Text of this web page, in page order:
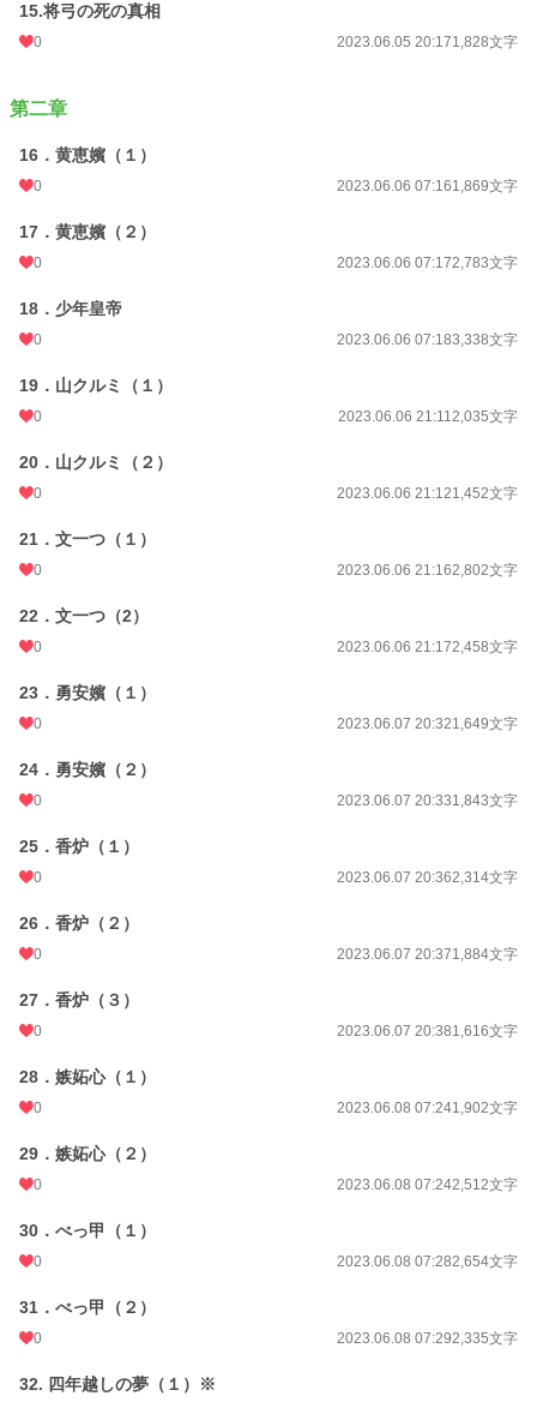
15.将弓の死の真相
0 2023.06.05 20:171,828文字
第二章
16．黄恵嬪（１）
0 2023.06.06 07:161,869文字
17．黄恵嬪（２）
0 2023.06.06 07:172,783文字
18．少年皇帝
0 2023.06.06 07:183,338文字
19．山クルミ（１）
0 2023.06.06 21:112,035文字
20．山クルミ（２）
0 2023.06.06 21:121,452文字
21．文一つ（１）
0 2023.06.06 21:162,802文字
22．文一つ（2）
0 2023.06.06 21:172,458文字
23．勇安嬪（１）
0 2023.06.07 20:321,649文字
24．勇安嬪（２）
0 2023.06.07 20:331,843文字
25．香炉（１）
0 2023.06.07 20:362,314文字
26．香炉（２）
0 2023.06.07 20:371,884文字
27．香炉（３）
0 2023.06.07 20:381,616文字
28．嫉妬心（１）
0 2023.06.08 07:241,902文字
29．嫉妬心（２）
0 2023.06.08 07:242,512文字
30．べっ甲（１）
0 2023.06.08 07:282,654文字
31．べっ甲（２）
0 2023.06.08 07:292,335文字
32. 四年越しの夢（１）※